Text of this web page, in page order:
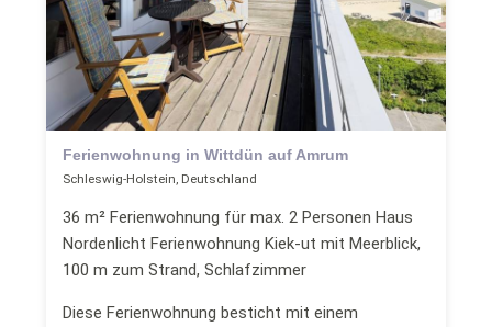
Ferienwohnung in Wittdün auf Amrum
Schleswig-Holstein, Deutschland
36 m² Ferienwohnung für max. 2 Personen Haus
Nordenlicht Ferienwohnung Kiek-ut mit Meerblick,
100 m zum Strand, Schlafzimmer
Diese Ferienwohnung besticht mit einem